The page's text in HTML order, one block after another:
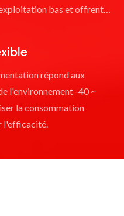
bas et offrent
répond aux
l'environnement -40 ~
la consommation
l'efficacité.